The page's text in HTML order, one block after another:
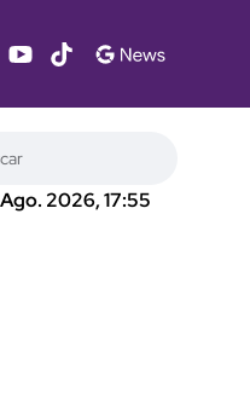
2026, 17:55